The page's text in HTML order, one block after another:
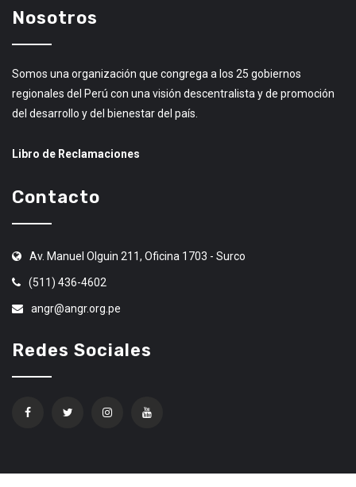
Nosotros
Somos una organización que congrega a los 25 gobiernos
regionales del Perú con una visión descentralista y de promoción
del desarrollo y del bienestar del país.
Libro de Reclamaciones
Contacto
Av. Manuel Olguin 211, Oficina 1703 - Surco
(511) 436-4602
angr@angr.org.pe
Redes Sociales